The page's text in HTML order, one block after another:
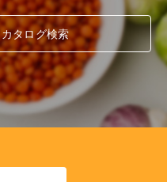
カタログ検索